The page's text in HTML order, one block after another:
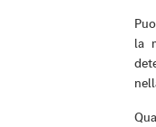
la